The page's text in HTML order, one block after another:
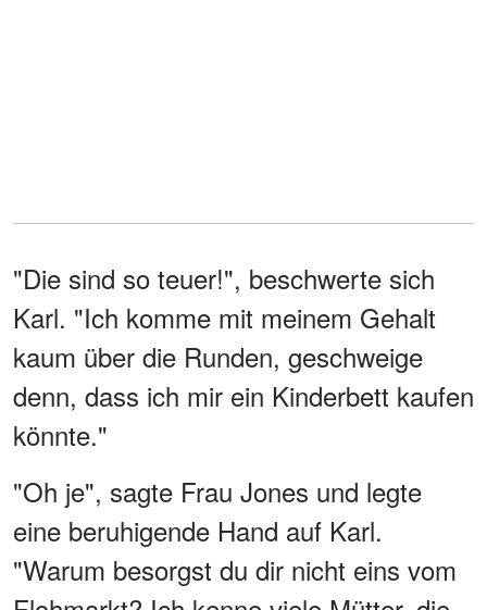
"Die sind so teuer!", beschwerte sich
Karl. "Ich komme mit meinem Gehalt
kaum über die Runden, geschweige
denn, dass ich mir ein Kinderbett kaufen
könnte."
"Oh je", sagte Frau Jones und legte
eine beruhigende Hand auf Karl.
"Warum besorgst du dir nicht eins vom